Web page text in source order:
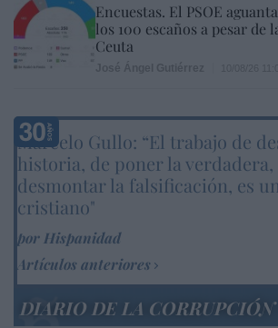
Encuestas. El PSOE
los 100 escaños a pesar de
Ceuta
Marcelo Gullo: “El trabajo de
historia, de poner la verdadera,
desmontar la falsificación, es
cristiano"
por Hispanidad
Artículos anteriores
DIARIO DE LA